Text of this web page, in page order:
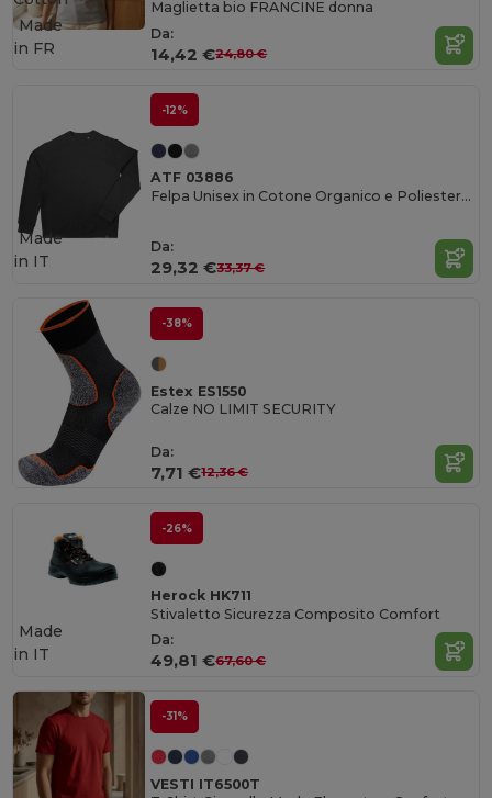
Maglietta bio FRANCINE donna
Da:
14,42 €24,80 €
Made
in FR
-12%
ATF 03886
Felpa Unisex in Cotone Organico e Poliestere Riciclato
Da:
29,32 €33,37 €
Made
in IT
-38%
Estex ES1550
Calze NO LIMIT SECURITY
Da:
7,71 €12,36 €
-26%
Herock HK711
Stivaletto Sicurezza Composito Comfort
Da:
49,81 €67,60 €
Made
in IT
-31%
VESTI IT6500T